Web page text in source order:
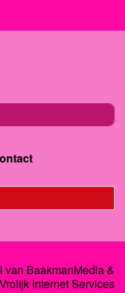
van BaakmanMedia&
Vrolijk Internet Services